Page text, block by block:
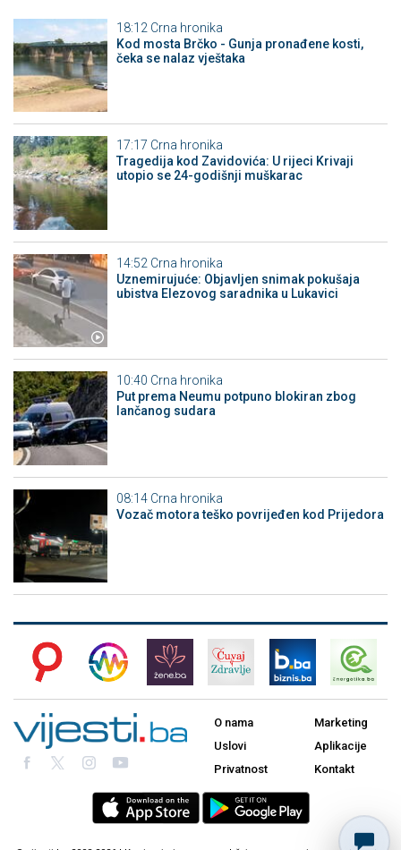
18:12 Crna hronika
Kod mosta Brčko - Gunja pronađene kosti,
čeka se nalaz vještaka
17:17 Crna hronika
Tragedija kod Zavidovića: U rijeci Krivaji
utopio se 24-godišnji muškarac
14:52 Crna hronika
Uznemirujuće: Objavljen snimak pokušaja
ubistva Elezovog saradnika u Lukavici
10:40 Crna hronika
Put prema Neumu potpuno blokiran zbog
lančanog sudara
08:14 Crna hronika
Vozač motora teško povrijeđen kod Prijedora
O nama
Uslovi
Privatnost
Marketing
Aplikacije
Kontakt